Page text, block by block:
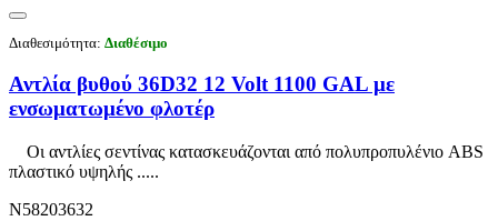
Διαθεσιμότητα: Διαθέσιμο
Αντλία βυθού 36D32 12 Volt 1100 GAL με
ενσωματωμένο φλοτέρ
Οι αντλίες σεντίνας κατασκευάζονται από πολυπροπυλένιο ABS
πλαστικό υψηλής .....
N58203632